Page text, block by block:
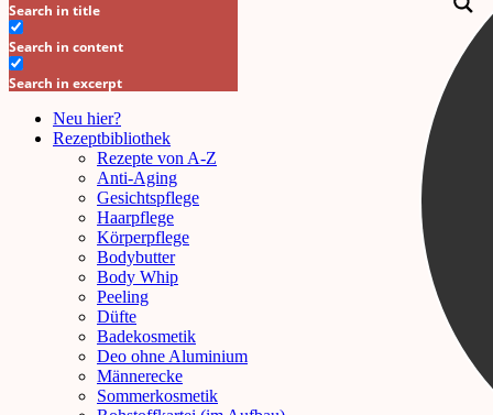
Search in title
Search in content
Search in excerpt
Neu hier?
Rezeptbibliothek
Rezepte von A-Z
Anti-Aging
Gesichtspflege
Haarpflege
Körperpflege
Bodybutter
Body Whip
Peeling
Düfte
Badekosmetik
Deo ohne Aluminium
Männerecke
Sommerkosmetik